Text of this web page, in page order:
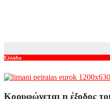
Ελλάδα
Κορυφώνεται η έξοδος